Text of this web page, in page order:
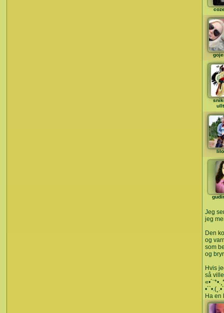
Jeg
jeg
Den
og
som
og
Hvis
så
Ha en